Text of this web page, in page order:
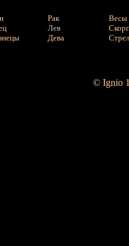
Рак
Лев
Дева
Весы
© Ignio